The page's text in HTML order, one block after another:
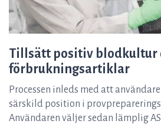
Tillsätt positiv blodkultur
förbrukningsartiklar
Processen inleds med att
särskild position i
Användaren väljer sedan lämplig